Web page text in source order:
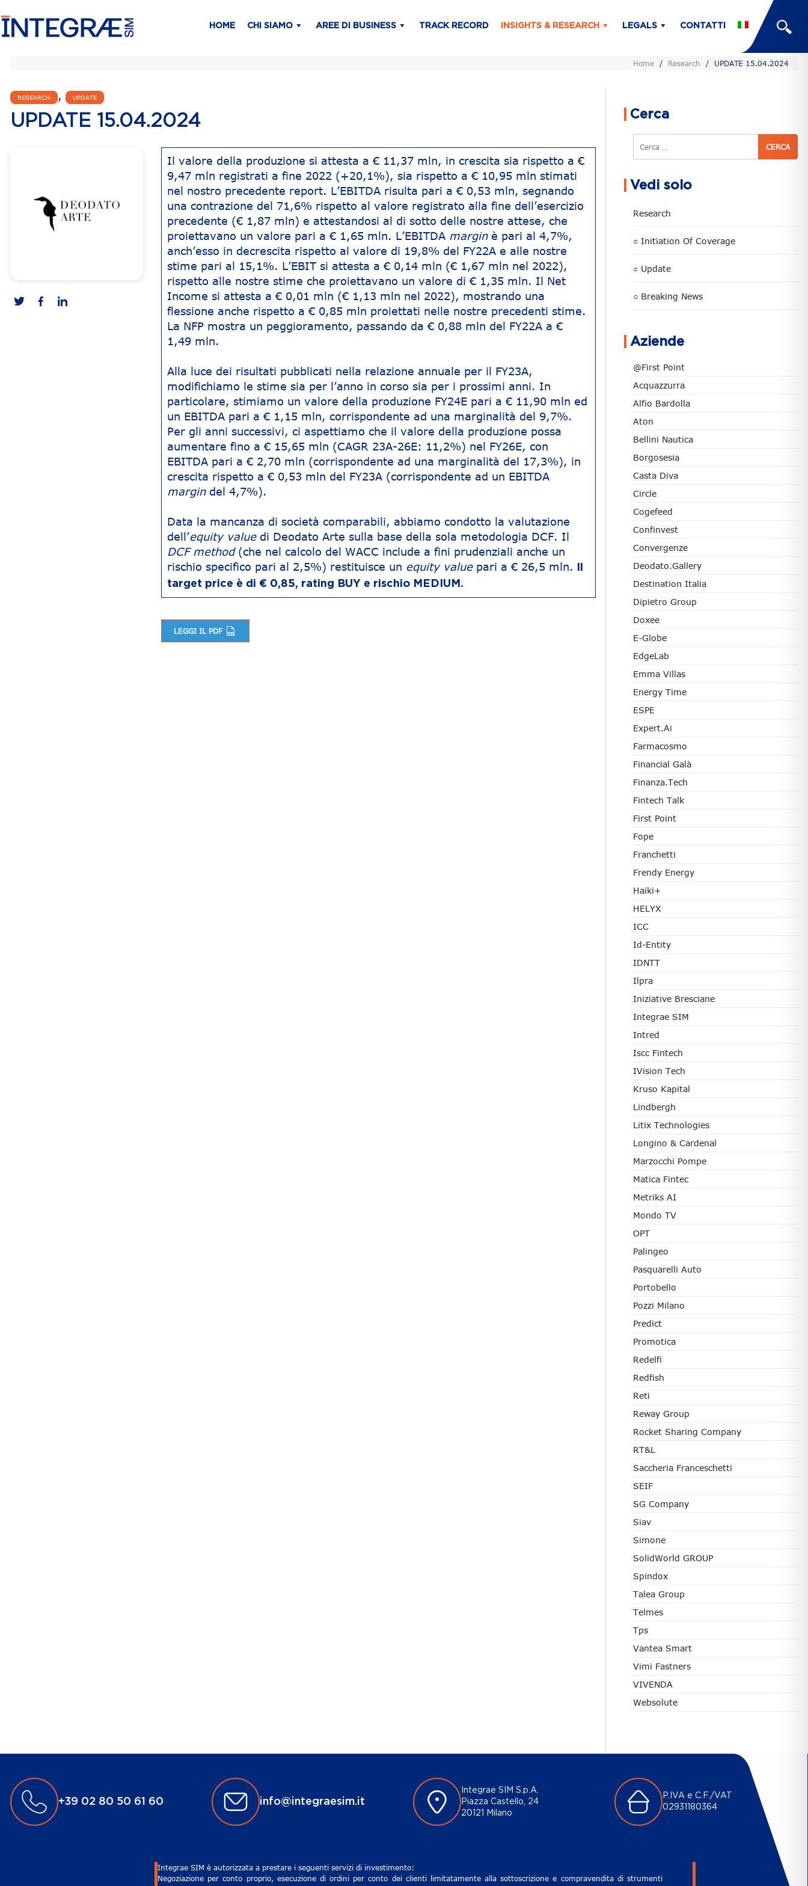
HOME CHI SIAMO AREE DI BUSINESS TRACK RECORD INSIGHTS & RESEARCH LEGALS CONTATTI
Home / Research / UPDATE 15.04.2024
RESEARCH , UPDATE
UPDATE 15.04.2024
Il valore della produzione si attesta a € 11,37 mln, in crescita sia rispetto a €
9,47 mln registrati a fine 2022 (+20,1%), sia rispetto a € 10,95 mln stimati
nel nostro precedente report. L’EBITDA risulta pari a € 0,53 mln, segnando
una contrazione del 71,6% rispetto al valore registrato alla fine dell’esercizio
precedente (€ 1,87 mln) e attestandosi al di sotto delle nostre attese, che
proiettavano un valore pari a € 1,65 mln. L’EBITDA marginè pari al 4,7%,
anch’esso in decrescita rispetto al valore di 19,8% del FY22A e alle nostre
stime pari al 15,1%. L’EBIT si attesta a € 0,14 mln (€ 1,67 mln nel 2022),
rispetto alle nostre stime che proiettavano un valore di € 1,35 mln. Il Net
Income si attesta a € 0,01 mln (€ 1,13 mln nel 2022), mostrando una
flessione anche rispetto a € 0,85 mln proiettati nelle nostre precedenti stime.
La NFP mostra un peggioramento, passando da € 0,88 mln del FY22A a €
1,49 mln.
Alla luce dei risultati pubblicati nella relazione annuale per il FY23A,
modifichiamo le stime sia per l’anno in corso sia per i prossimi anni. In
particolare, stimiamo un valore della produzione FY24E pari a € 11,90 mln ed
un EBITDA pari a € 1,15 mln, corrispondente ad una marginalità del 9,7%.
Per gli anni successivi, ci aspettiamo che il valore della produzione possa
aumentare fino a € 15,65 mln (CAGR 23A-26E: 11,2%) nel FY26E, con
EBITDA pari a € 2,70 mln (corrispondente ad una marginalità del 17,3%), in
crescita rispetto a € 0,53 mln del FY23A (corrispondente ad un EBITDA
margindel 4,7%).
Data la mancanza di società comparabili, abbiamo condotto la valutazione
dell’equity value di Deodato Arte sulla base della sola metodologia DCF. Il
DCF method (che nel calcolo del WACC include a fini prudenziali anche un
rischio specifico pari al 2,5%) restituisce un equity value pari a € 26,5 mln.
target price è di € 0,85, rating BUY e rischio MEDIUM.
LEGGI IL PDF
Cerca
Cerca
Vedi solo
Research
○ Initiation Of Coverage
○ Update
○ Breaking News
Aziende
@First Point
Acquazzurra
Alfio Bardolla
Aton
Bellini Nautica
Borgosesia
Casta Diva
Circle
Cogefeed
Confinvest
Convergenze
Deodato.Gallery
Destination Italia
Dipietro Group
Doxee
E-Globe
EdgeLab
Emma Villas
Energy Time
ESPE
Expert.ai
Farmacosmo
Financial Galà
Finanza.tech
Fintech Talk
First Point
Fope
Franchetti
Frendy Energy
Haiki+
HELYX
ICC
Id-Entity
IDNTT
Ilpra
Iniziative Bresciane
Integrae SIM
Intred
Iscc Fintech
IVision Tech
Kruso Kapital
Lindbergh
Litix Technologies
Longino & Cardenal
Marzocchi Pompe
Matica Fintec
Metriks AI
Mondo TV
OPT
Palingeo
Pasquarelli Auto
Portobello
Pozzi Milano
Predict
Promotica
Redelfi
Redfish
Reti
Reway Group
Rocket Sharing Company
RT&L
Saccheria Franceschetti
SEIF
SG Company
Siav
Simone
SolidWorld GROUP
Spindox
Talea Group
Telmes
Tps
Vantea Smart
Vimi Fastners
VIVENDA
Websolute
+39 02 80 50 61 60 info@integraesim.it
Integrae SIM S.p.A.
Piazza Castello, 24
20121 Milano
P.IVA e C.F./VAT
02931180364
Integrae SIM è autorizzata a prestare i seguenti servizi di investimento:
Negoziazione per conto proprio, esecuzione di ordini per conto dei clienti limitatamente alla sottoscrizione e compravendita di strumenti